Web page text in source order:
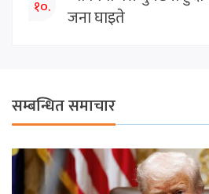
१०.
जना घाइते
सम्बन्धित समाचार